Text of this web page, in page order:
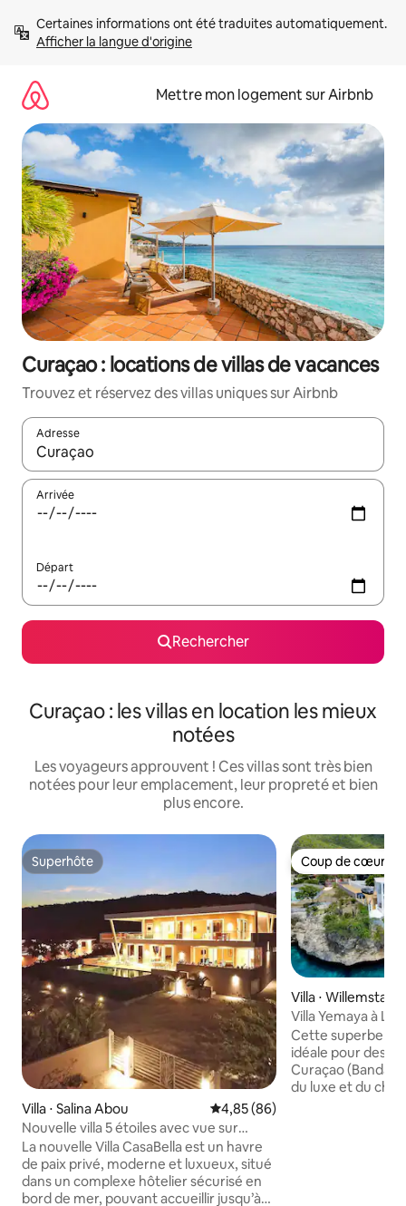
directement
Afficher la langue d'origine
Mettre mon logement sur Airbnb
Curaçao : locations de villas de vacances
Trouvez et réservez des villas uniques sur Airbnb
Adresse
Lorsque les résultats s'affichent, utilisez les flèches vers le
Arrivée
Départ
Rechercher
Curaçao : les villas en location les mieux
notées
Les voyageurs approuvent ! Ces villas sont très bien
notées pour leur emplacement, leur propreté et bien
plus encore.
Superhôte
Superhôte
Villa ⋅ Salina Abou Évaluation moyenne sur la
4,85 (86)
Nouvelle villa 5 étoiles avec vue sur
l'océan, à pied de la plage, climatisation
complète
La nouvelle Villa CasaBella est un havre
de paix privé, moderne et luxueux, situé
dans un complexe hôtelier sécurisé en
bord de mer, pouvant accueillir jusqu’à
Coup de cœur
Coup de cœur
Villa ⋅ Willemstad
Villa Yemaya à
direct à la mer !
Cette superbe
idéale pour des
Curaçao (Banda
du luxe et du